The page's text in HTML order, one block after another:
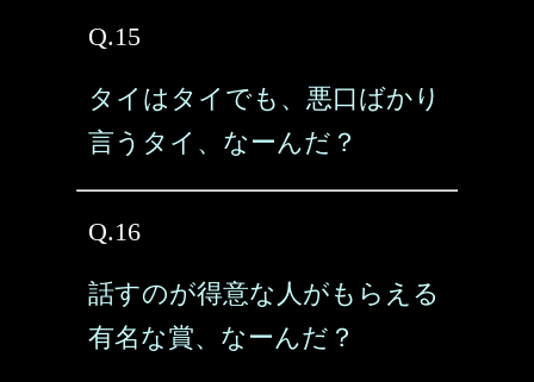
Q.15
タイはタイでも、悪口ばかり
言うタイ、なーんだ？
Q.16
話すのが得意な人がもらえる
有名な賞、なーんだ？